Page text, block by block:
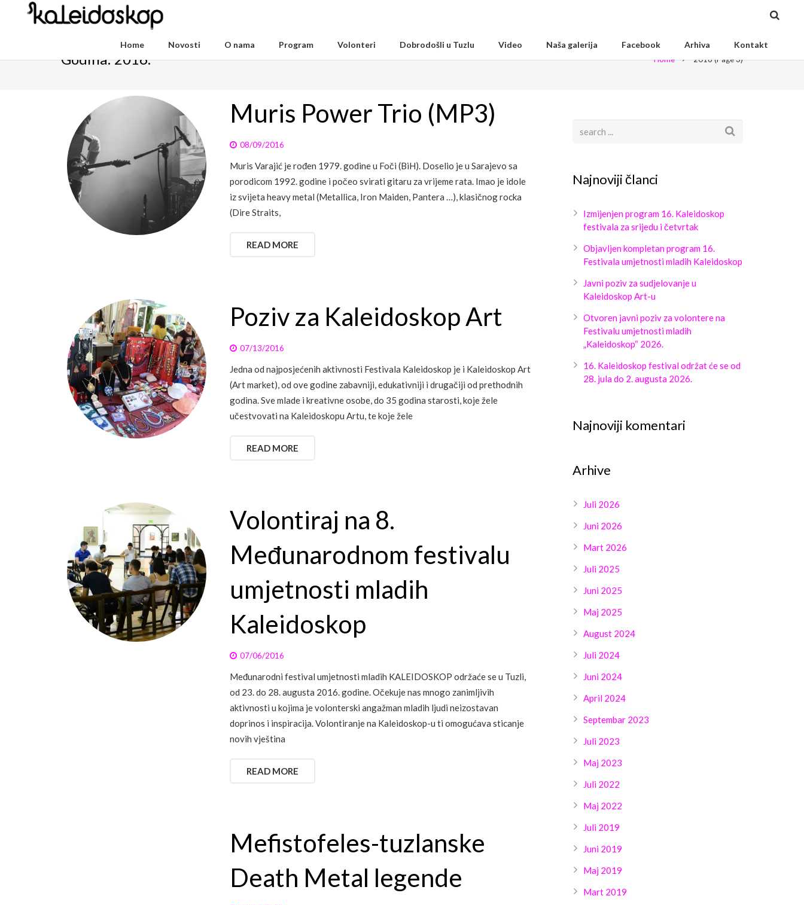
Home Novosti O nama Program Volonteri Dobrodošli u Tuzlu Video Naša galerija Facebook Arhiva Kontakt
Godina:2016. Home 2016(Page 3)
Muris Power Trio (MP3)
08/09/2016
Muris Varajić je rođen 1979. godine u Foči (BiH). Doselio je u Sarajevo sa
porodicom 1992. godine i počeo svirati gitaru za vrijeme rata. Imao je idole
iz svijeta heavy metal (Metallica, Iron Maiden, Pantera …), klasičnog rocka
(Dire Straits,
READ MORE
Poziv za Kaleidoskop Art
07/13/2016
Jedna od najposjećenih aktivnosti Festivala Kaleidoskop je i Kaleidoskop Art
(Art market), od ove godine zabavniji, edukativniji i drugačiji od prethodnih
godina. Sve mlade i kreativne osobe, do 35 godina starosti, koje žele
učestvovati na Kaleidoskopu Artu, te koje žele
READ MORE
Volontiraj na 8.
Međunarodnom festivalu
umjetnosti mladih
Kaleidoskop
07/06/2016
Međunarodni festival umjetnosti mladih KALEIDOSKOP održaće se u Tuzli,
od 23. do 28. augusta 2016. godine. Očekuje nas mnogo zanimljivih
aktivnosti u kojima je volonterski angažman mladih ljudi neizostavan
doprinos i inspiracija. Volontiranje na Kaleidoskop-u ti omogućava sticanje
novih vještina
READ MORE
Mefistofeles-tuzlanske
Death Metal legende
Najnoviji članci
Izmijenjen program 16. Kaleidoskop
festivala za srijedu i četvrtak
Objavljen kompletan program 16.
Festivala umjetnosti mladih Kaleidoskop
Javni poziv za sudjelovanje u
Kaleidoskop Art-u
Otvoren javni poziv za volontere na
Festivalu umjetnosti mladih
„Kaleidoskop“ 2026.
16. Kaleidoskop festival održat će se od
28. jula do 2. augusta 2026.
Najnoviji komentari
Arhive
Juli 2026
Juni 2026
Mart 2026
Juli 2025
Juni 2025
Maj 2025
August 2024
Juli 2024
Juni 2024
April 2024
Septembar 2023
Juli 2023
Maj 2023
Juli 2022
Maj 2022
Juli 2019
Juni 2019
Maj 2019
Mart 2019